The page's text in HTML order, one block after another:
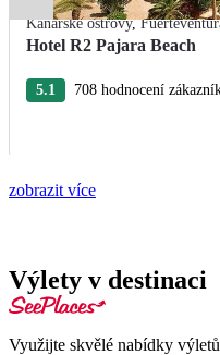
Kanárské ostrovy,
Hotel R2 Pajara Beach
5.1
708 hodnocení
zobrazit více
Výlety v destinaci
Využijte skvělé nabídky